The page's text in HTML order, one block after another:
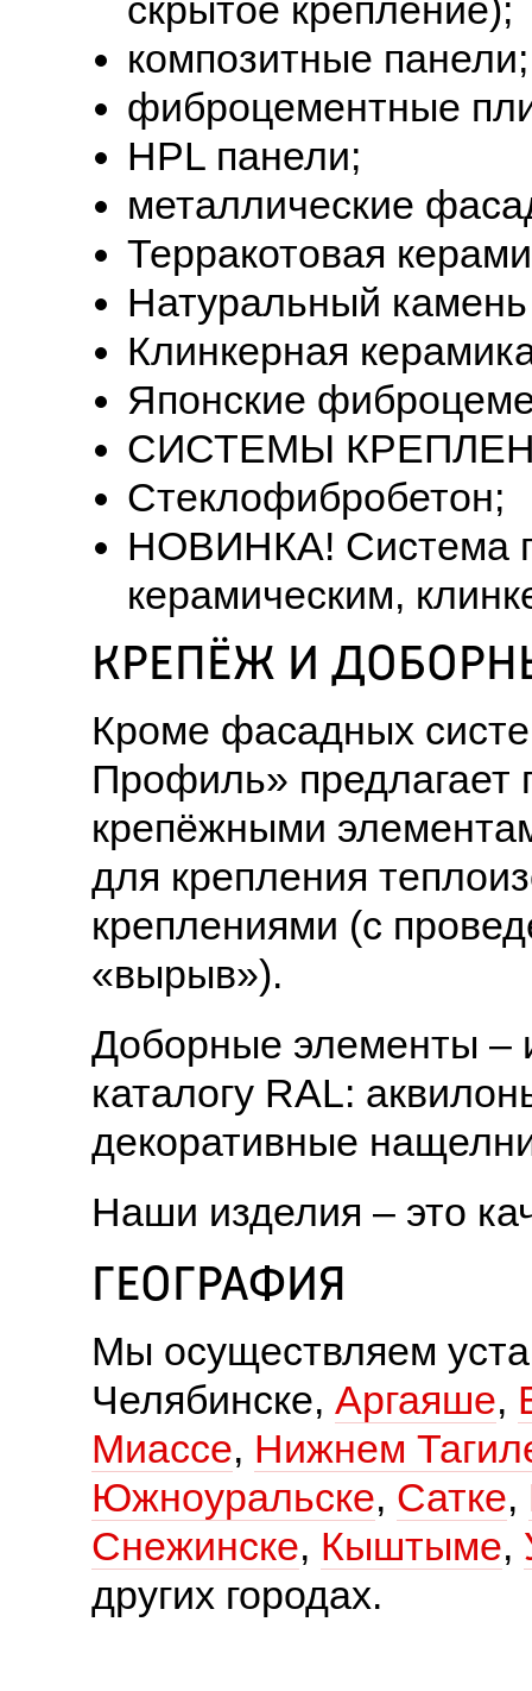
скрытое крепление);
композитные панели;
фиброцементные
HPL панели;
металлические
Терракотовая
Натуральный камень
Клинкерная
Японские
СИСТЕМЫ
Стеклофибробетон;
НОВИНКА! Система
керамическим,
КРЕПЁЖ И
Кроме фасадных
Профиль» предлагает
крепёжными
для крепления
креплениями (с
«вырыв»).
Доборные элементы –
каталогу RAL:
декоративные
Наши изделия – это
ГЕОГРАФИЯ
Мы осуществляем
Челябинске, Аргаяше,
Миассе, Нижнем
Южноуральске, Сатке,
Снежинске, Кыштыме,
других городах.